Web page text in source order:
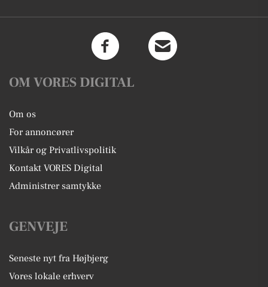
OM VORES DIGITAL
Om os
For annoncører
Vilkår og Privatlivspolitik
Kontakt VORES Digital
Administrer samtykke
GENVEJE
Seneste nyt fra Højbjerg
Vores lokale erhverv